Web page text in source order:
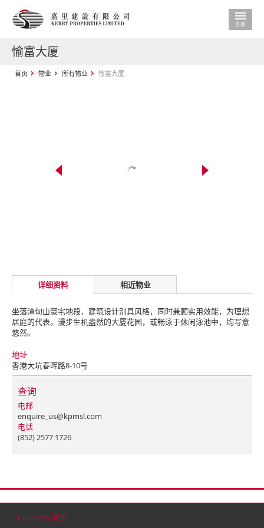
COOKIES 通知
愉富大厦
首页 物业 所有物业 愉富大厦
详细资料 相近物业
坐落渣甸山豪宅地段，建筑设计别具风格，同时兼顾实用效能，为理想
居庭的代表。漫步生机盎然的大厦花园，或畅泳于休闲泳池中，均写意
悠然。
地址
香港大坑春晖路8-10号
查询
电邮
enquire_us@kpmsl.com
电话
(852) 2577 1726
© 2026 嘉里建设有限公司 (于百慕达注册成立之有限公司)